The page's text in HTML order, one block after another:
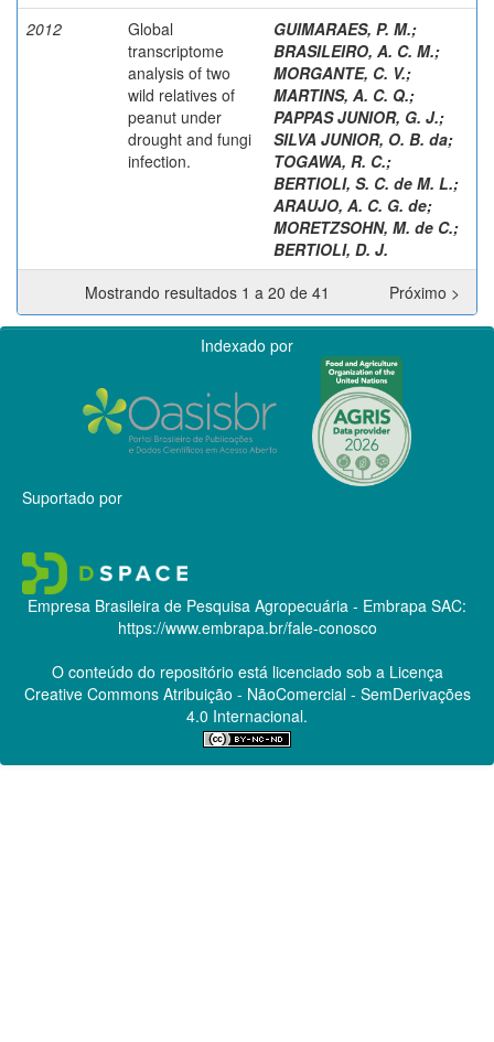
2012
Global
transcriptome
analysis of two
wild relatives of
peanut under
drought and fungi
infection.
GUIMARAES, P. M.;
BRASILEIRO, A. C. M.;
MORGANTE, C. V.;
MARTINS, A. C. Q.;
PAPPAS JUNIOR, G. J.;
SILVA JUNIOR, O. B. da;
TOGAWA, R. C.;
BERTIOLI, S. C. de M. L.;
ARAUJO, A. C. G. de;
MORETZSOHN, M. de C.;
BERTIOLI, D. J.
Mostrando resultados 1 a 20 de 41
Próximo >
Indexado por
Suportado por
Empresa Brasileira de Pesquisa Agropecuária - Embrapa SAC:
https://www.embrapa.br/fale-conosco
O conteúdo do repositório está licenciado sob a Licença
Creative CommonsAtribuição - NãoComercial - SemDerivações
4.0 Internacional.